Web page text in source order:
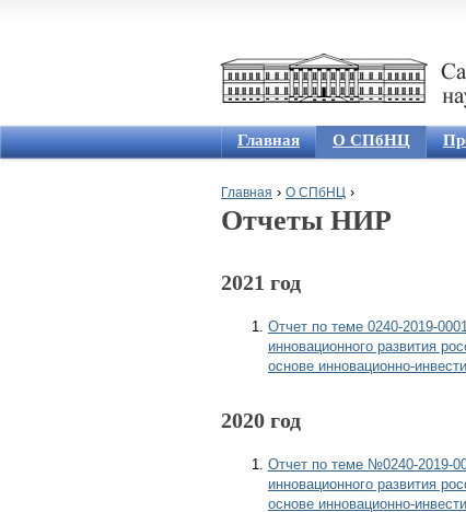
Главная О СПбНЦ
Вы здесь
Главная › О СПбНЦ ›
Отчеты НИР
2021 год
Отчет по теме 0240-2019-
инновационного развития
основе инновационно-
2020 год
Отчет по теме №0240-2019-
инновационного развития
основе инновационно-